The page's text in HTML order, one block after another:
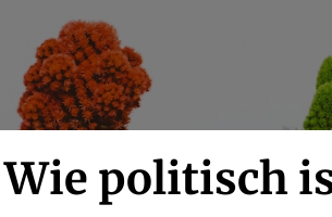
Wie politisch